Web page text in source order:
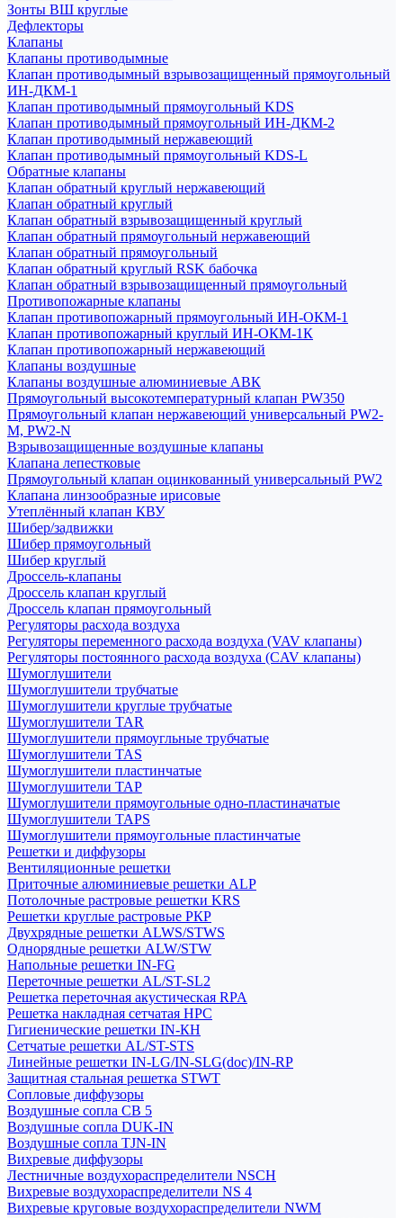
Зонты ВШ круглые
Дефлекторы
Клапаны
Клапаны противодымные
Клапан противодымный взрывозащищенный прямоугольный
ИН-ДКМ-1
Клапан противодымный прямоугольный KDS
Клапан противодымный прямоугольный ИН-ДКМ-2
Клапан противодымный нержавеющий
Клапан противодымный прямоугольный KDS-L
Обратные клапаны
Клапан обратный круглый нержавеющий
Клапан обратный круглый
Клапан обратный взрывозащищенный круглый
Клапан обратный прямоугольный нержавеющий
Клапан обратный прямоугольный
Клапан обратный круглый RSK бабочка
Клапан обратный взрывозащищенный прямоугольный
Противопожарные клапаны
Клапан противопожарный прямоугольный ИН-ОКМ-1
Клапан противопожарный круглый ИН-ОКМ-1К
Клапан противопожарный нержавеющий
Клапаны воздушные
Клапаны воздушные алюминиевые АВК
Прямоугольный высокотемпературный клапан PW350
Прямоугольный клапан нержавеющий универсальный PW2-
M, PW2-N
Взрывозащищенные воздушные клапаны
Клапана лепестковые
Прямоугольный клапан оцинкованный универсальный PW2
Клапана линзообразные ирисовые
Утеплённый клапан КВУ
Шибер/задвижки
Шибер прямоугольный
Шибер круглый
Дроссель-клапаны
Дроссель клапан круглый
Дроссель клапан прямоугольный
Регуляторы расхода воздуха
Регуляторы переменного расхода воздуха (VAV клапаны)
Регуляторы постоянного расхода воздуха (CAV клапаны)
Шумоглушители
Шумоглушители трубчатые
Шумоглушители круглые трубчатые
Шумоглушители TAR
Шумоглушители прямоугльные трубчатые
Шумоглушители TAS
Шумоглушители пластинчатые
Шумоглушители TAP
Шумоглушители прямоугольные одно-пластиначатые
Шумоглушители TAPS
Шумоглушители прямоугольные пластинчатые
Решетки и диффузоры
Вентиляционные решетки
Приточные алюминиевые решетки ALP
Потолочные растровые решетки KRS
Решетки круглые растровые РКР
Двухрядные решетки ALWS/STWS
Однорядные решетки ALW/STW
Напольные решетки IN-FG
Переточные решетки AL/ST-SL2
Решетка переточная акустическая RPA
Решетка накладная сетчатая НРС
Гигиенические решетки IN-КН
Сетчатые решетки AL/ST-STS
Линейные решетки IN-LG/IN-SLG(doc)/IN-RP
Защитная стальная решетка STWT
Сопловые диффузоры
Воздушные сопла СВ 5
Воздушные сопла DUK-IN
Воздушные сопла TJN-IN
Вихревые диффузоры
Лестничные воздухораспределители NSCH
Вихревые воздухораспределители NS 4
Вихревые круговые воздухораспределители NWM